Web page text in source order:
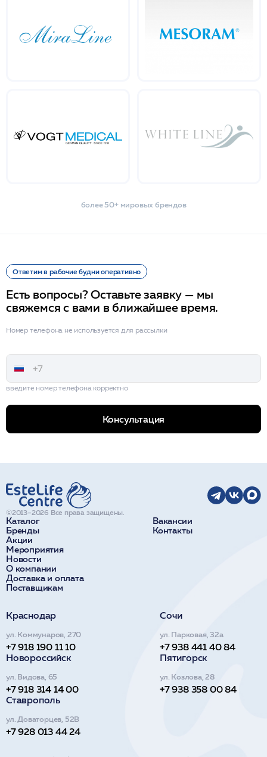
более 50+ мировых брендов
Ответим в рабочие будни оперативно
Есть вопросы? Оставьте заявку — мы
свяжемся с вами в ближайшее время.
Номер телефона не используется для рассылки
введите номер телефона корректно
Консультация
Каталог
Бренды
Акции
Мероприятия
Новости
О компании
Доставка и оплата
Поставщикам
Вакансии
Контакты
©2013–2026 Все права защищены.
Краснодар
ул. Коммунаров, 270
+7 918 190 11 10
Сочи
ул. Парковая, 32а
+7 938 441 40 84
Новороссийск
ул. Видова, 65
+7 918 314 14 00
Пятигорск
ул. Козлова, 28
+7 938 358 00 84
Ставрополь
ул. Доваторцев, 52В
+7 928 013 44 24